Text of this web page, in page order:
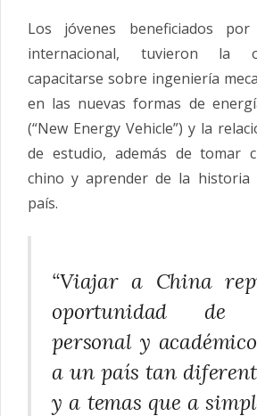
Los jóvenes beneficiados
internacional, tuvieron la
capacitarse sobre ingeniería
en las nuevas formas de
(“New Energy Vehicle”) y la
de estudio, además de tomar
chino y aprender de la historia
país.
“Viajar a China
oportunidad de
personal y
a un país tan
y a temas que a